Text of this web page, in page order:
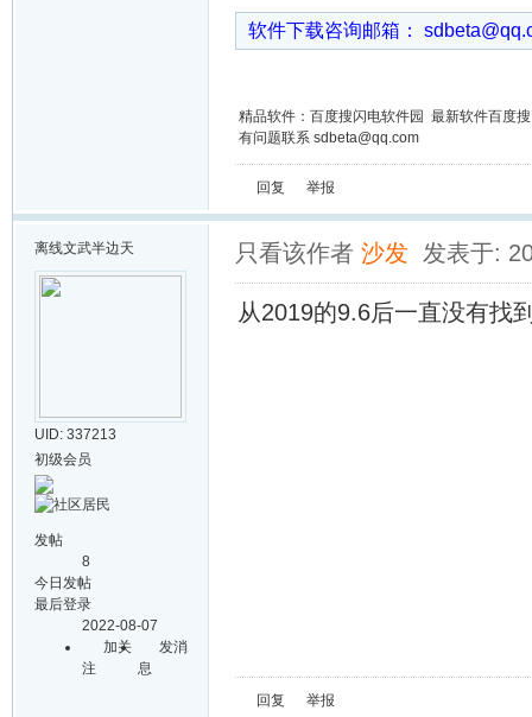
软件下载咨询邮箱：
精品软件：百度搜闪电软件园 最新软件百度
有问题联系 sdbeta@qq.com
回复 举报
离线文武半边天
UID: 337213
初级会员
发帖
8
今日发帖
最后登录
2022-08-07
加关
注
发消
息
只看该作者 沙发 发表于:
从2019的9.6后一直没有找
回复 举报